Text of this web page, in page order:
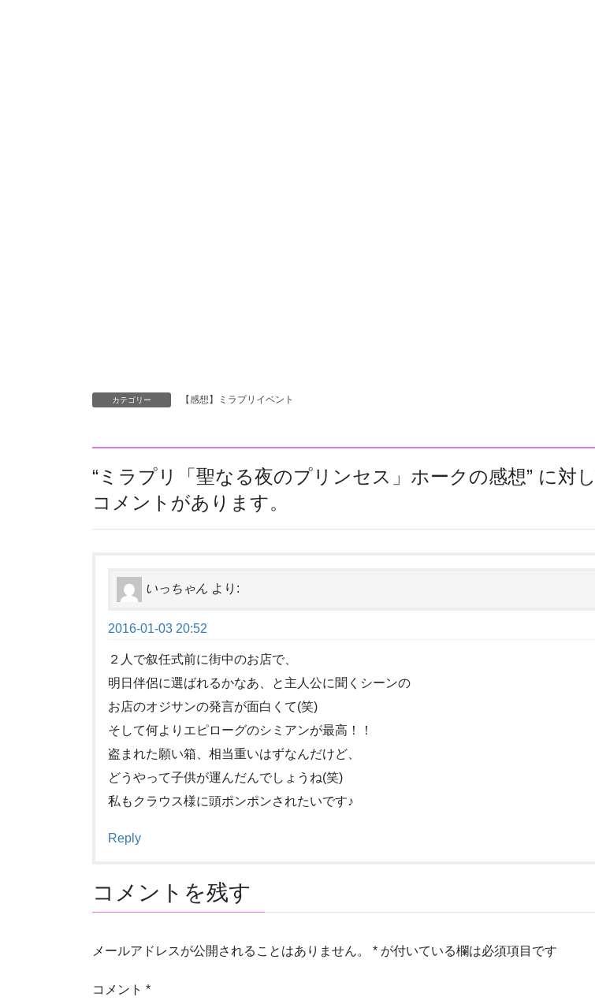
カテゴリー 【感想】ミラプリイベント
“ ミラプリ「聖なる夜のプリンセス」ホークの感想” に対
コメントがあります。
いっちゃん より:
2016-01-03 20:52
２人で叙任式前に街中のお店で、
明日伴侶に選ばれるかなあ、と主人公に聞くシーンの
お店のオジサンの発言が面白くて(笑)
そして何よりエピローグのシミアンが最高！！
盗まれた願い箱、相当重いはずなんだけど、
どうやって子供が運んだんでしょうね(笑)
私もクラウス様に頭ポンポンされたいです♪
Reply
コメントを残す
メールアドレスが公開されることはありません。 * が付いている欄は必須項目です
コメント *